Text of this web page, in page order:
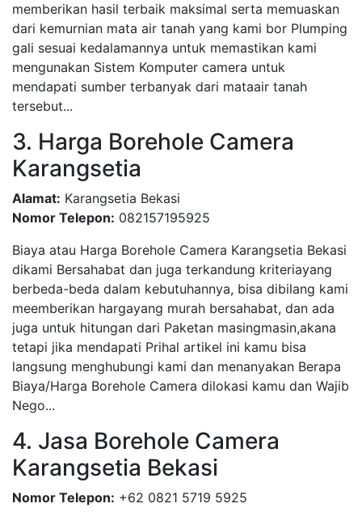
memberikan hasil terbaik maksimal serta memuaskan
dari kemurnian mata air tanah yang kami bor Plumping
gali sesuai kedalamannya untuk memastikan kami
mengunakan Sistem Komputer camera untuk
mendapati sumber terbanyak dari mataair tanah
tersebut...
3. Harga Borehole Camera
Karangsetia
Alamat: Karangsetia Bekasi
Nomor Telepon: 082157195925
Biaya atau Harga Borehole Camera Karangsetia Bekasi
dikami Bersahabat dan juga terkandung kriteriayang
berbeda-beda dalam kebutuhannya, bisa dibilang kami
meemberikan hargayang murah bersahabat, dan ada
juga untuk hitungan dari Paketan masingmasin,akana
tetapi jika mendapati Prihal artikel ini kamu bisa
langsung menghubungi kami dan menanyakan Berapa
Biaya/Harga Borehole Camera dilokasi kamu dan Wajib
Nego...
4. Jasa Borehole Camera
Karangsetia Bekasi
Nomor Telepon: +62 0821 5719 5925